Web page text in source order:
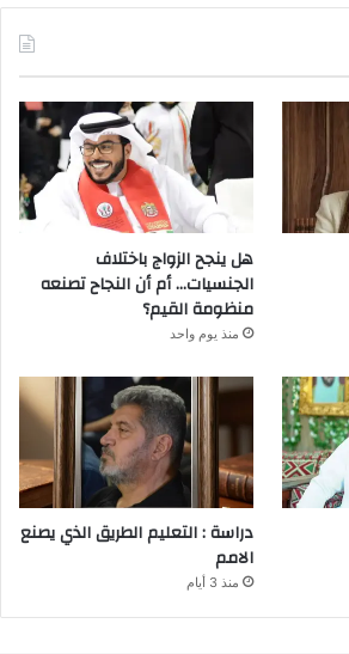
هل ينجح الزواج باختلاف
الجنسيات… أم أن النجاح تصنعه
منظومة القيم؟
منذ يوم واحد
دراسة : التعليم الطريق الذي يصنع
الامم
منذ 3 أيام